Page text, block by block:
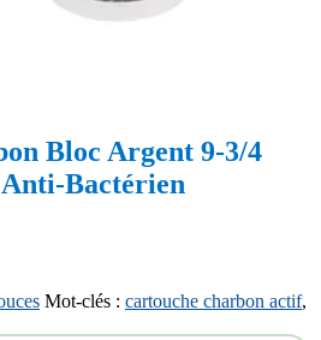
Bloc Argent 9-3/4
Bactérien
Mot-clés : cartouche charbon actif,